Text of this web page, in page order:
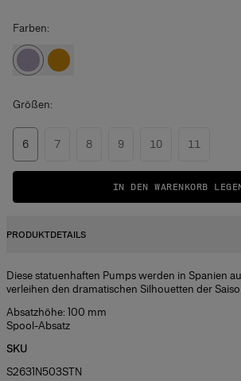
Farben:
Größen:
6 7 8 9 10 11
IN DEN WARENKORB
PRODUKTDETAILS
Diese statuenhaften Pumps werden in Spanien
verleihen den dramatischen Silhouetten der
Absatzhöhe: 100 mm
Spool-Absatz
SKU
S2631N503STN